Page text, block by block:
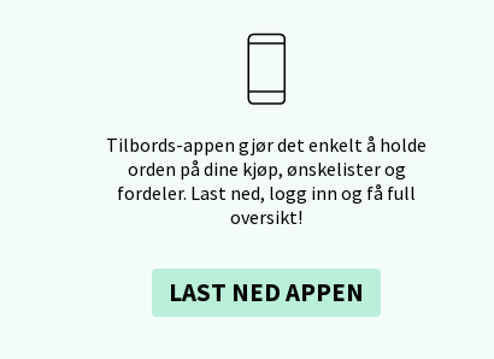
Tilbords-appen gjør det enkelt å holde
orden på dine kjøp, ønskelister og
fordeler. Last ned, logg inn og få full
oversikt!
LAST NED APPEN
- Thon Senter Lagunen